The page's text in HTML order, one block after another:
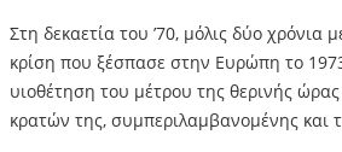
Στη δεκαετία του ’70, μόλις δύο χρόνια
κρίση που ξέσπασε στην Ευρώπη το
υιοθέτηση του μέτρου της θερινής
κρατών της, συμπεριλαμβανομένης και